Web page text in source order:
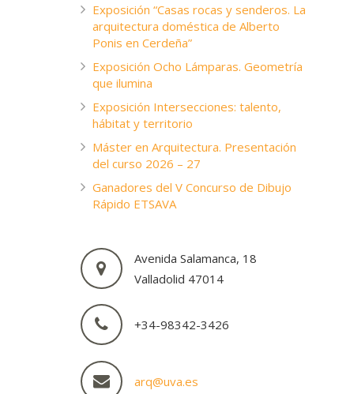
Exposición “Casas rocas y senderos. La
arquitectura doméstica de Alberto
Ponis en Cerdeña”
Exposición Ocho Lámparas. Geometría
que ilumina
Exposición Intersecciones: talento,
hábitat y territorio
Máster en Arquitectura. Presentación
del curso 2026 – 27
Ganadores del V Concurso de Dibujo
Rápido ETSAVA
Avenida Salamanca, 18
Valladolid 47014
+34-98342-3426
arq@uva.es